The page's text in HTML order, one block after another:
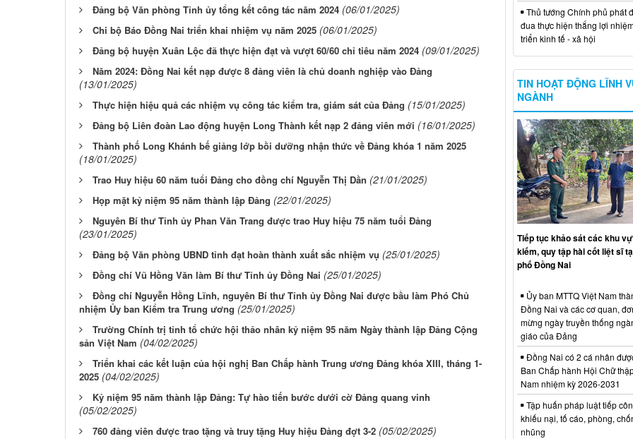
Đảng bộ Văn phòng Tỉnh ủy tổng kết công tác năm 2024 (06/01/2025)
Chi bộ Báo Đồng Nai triển khai nhiệm vụ năm 2025 (06/01/2025)
Đảng bộ huyện Xuân Lộc đã thực hiện đạt và vượt 60/60 chỉ tiêu năm 2024 (09/01/2025)
Năm 2024: Đồng Nai kết nạp được 8 đảng viên là chủ doanh nghiệp vào Đảng
(13/01/2025)
Thực hiện hiệu quả các nhiệm vụ công tác kiểm tra, giám sát của Đảng (15/01/2025)
Đảng bộ Liên đoàn Lao động huyện Long Thành kết nạp 2 đảng viên mới (16/01/2025)
Thành phố Long Khánh bế giảng lớp bồi dưỡng nhận thức về Đảng khóa 1 năm 2025
(18/01/2025)
Trao Huy hiệu 60 năm tuổi Đảng cho đồng chí Nguyễn Thị Dần (21/01/2025)
Họp mặt kỷ niệm 95 năm thành lập Đảng (22/01/2025)
Nguyên Bí thư Tỉnh ủy Phan Văn Trang được trao Huy hiệu 75 năm tuổi Đảng
(23/01/2025)
Đảng bộ Văn phòng UBND tỉnh đạt hoàn thành xuất sắc nhiệm vụ (25/01/2025)
Đồng chí Vũ Hồng Văn làm Bí thư Tỉnh ủy Đồng Nai (25/01/2025)
Đồng chí Nguyễn Hồng Lĩnh, nguyên Bí thư Tỉnh ủy Đồng Nai được bầu làm Phó Chủ
nhiệm Ủy ban Kiểm tra Trung ương (25/01/2025)
Trường Chính trị tỉnh tổ chức hội thảo nhân kỷ niệm 95 năm Ngày thành lập Đảng Cộng
sản Việt Nam (04/02/2025)
Triển khai các kết luận của hội nghị Ban Chấp hành Trung ương Đảng khóa XIII, tháng 1-
2025 (04/02/2025)
Kỷ niệm 95 năm thành lập Đảng: Tự hào tiến bước dưới cờ Đảng quang vinh
(05/02/2025)
760 đảng viên được trao tặng và truy tặng Huy hiệu Đảng đợt 3-2 (05/02/2025)
Thủ tướng Chính phủ phát
đua thực hiện thắng lợi
triển kinh tế - xã hội
TIN HOẠT ĐỘNG LĨNH
NGÀNH
Tiếp tục khảo sát các khu
kiếm, quy tập hài cốt liệt sĩ
phố Đồng Nai
Ủy ban MTTQ Việt Nam
Đồng Nai và các cơ quan,
mừng ngày truyền thống
giáo của Đảng
Đồng Nai có 2 cá nhân
Ban Chấp hành Hội Chữ
Nam nhiệm kỳ 2026-2031
Tập huấn pháp luật tiếp
khiếu nại, tố cáo, phòng,
nhũng